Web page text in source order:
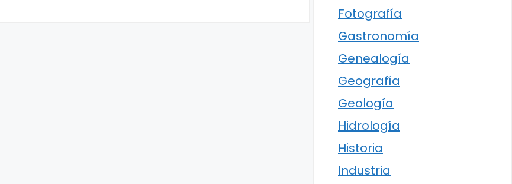
Fotografía
Gastronomía
Genealogía
Geografía
Geología
Hidrología
Historia
Industria